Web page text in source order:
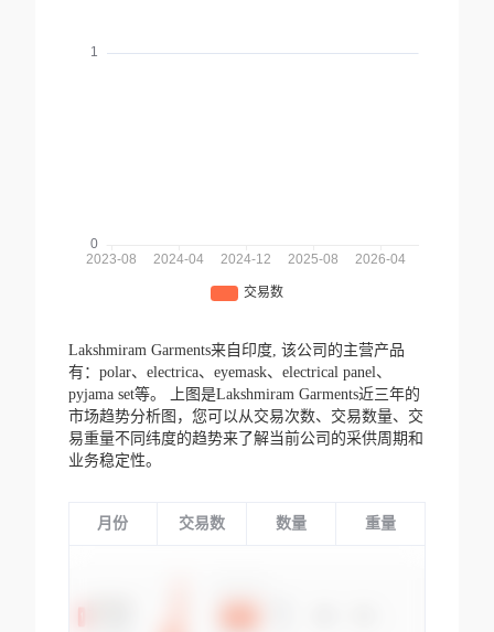
Lakshmiram Garments来自印度, 该公司的主营产品
有：polar、electrica、eyemask、electrical panel、
pyjama set等。
上图是Lakshmiram Garments近三年的
市场趋势分析图，您可以从交易次数、交易数量、交
易重量不同纬度的趋势来了解当前公司的采供周期和
业务稳定性。
月份 交易数 数量 重量